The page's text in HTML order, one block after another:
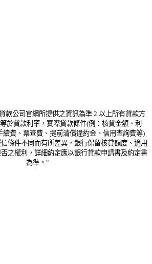
款公司官網所提供之資訊為準 2.以上所有貸款方
於貸款利率，實際貸款條件(例：核貸金額、利
續費、票查費、提前清償違約金、信用查詢費等)
條件不同而有所差異，銀行保留核貸額度、適用
之權利，詳細約定應以銀行貸款申請書及約定書
為準。"